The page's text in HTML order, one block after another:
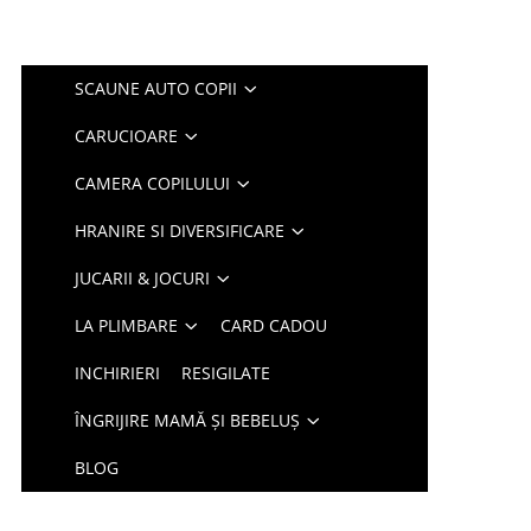
SCAUNE AUTO COPII
CARUCIOARE
CAMERA COPILULUI
HRANIRE SI DIVERSIFICARE
JUCARII & JOCURI
LA PLIMBARE CARD CADOU
INCHIRIERI RESIGILATE
ÎNGRIJIRE MAMĂ ȘI BEBELUȘ
BLOG